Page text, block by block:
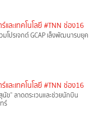
ละเทคโนโลยี #TNN ช่อง16
มโปรเจกต์ GCAP เล็งพัฒนารบยุค
ละเทคโนโลยี #TNN ช่อง16
นัข” ลาดตระเวนและช่วยนักบิน
ร์